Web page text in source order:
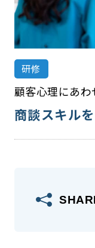
研修
顧客心理にあ
商談スキル